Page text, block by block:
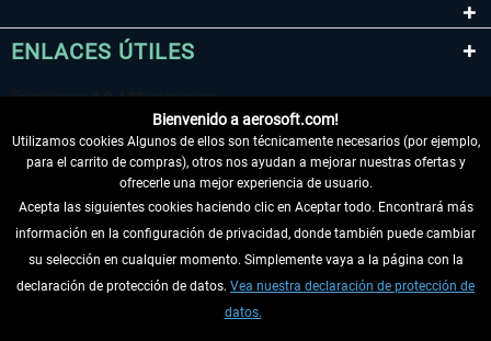
ENLACES ÚTILES
DESISTIR DEL CONTRATO
INFORMACIÓN
Bienvenido a aerosoft.com!
Utilizamos cookies Algunos de ellos son técnicamente necesarios (por ejemplo,
para el carrito de compras), otros nos ayudan a mejorar nuestras ofertas y
ofrecerle una mejor experiencia de usuario.
Acepta las siguientes cookies haciendo clic en Aceptar todo. Encontrará más
información en la configuración de privacidad, donde también puede cambiar
su selección en cualquier momento. Simplemente vaya a la página con la
declaración de protección de datos. Vea nuestra declaración de protección de
datos.